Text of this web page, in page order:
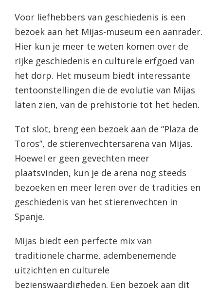
Voor liefhebbers van geschiedenis is een
bezoek aan het Mijas-museum een aanrader.
Hier kun je meer te weten komen over de
rijke geschiedenis en culturele erfgoed van
het dorp. Het museum biedt interessante
tentoonstellingen die de evolutie van Mijas
laten zien, van de prehistorie tot het heden.
Tot slot, breng een bezoek aan de “Plaza de
Toros”, de stierenvechtersarena van Mijas.
Hoewel er geen gevechten meer
plaatsvinden, kun je de arena nog steeds
bezoeken en meer leren over de tradities en
geschiedenis van het stierenvechten in
Spanje.
Mijas biedt een perfecte mix van
traditionele charme, adembenemende
uitzichten en culturele
bezienswaardigheden. Een bezoek aan dit